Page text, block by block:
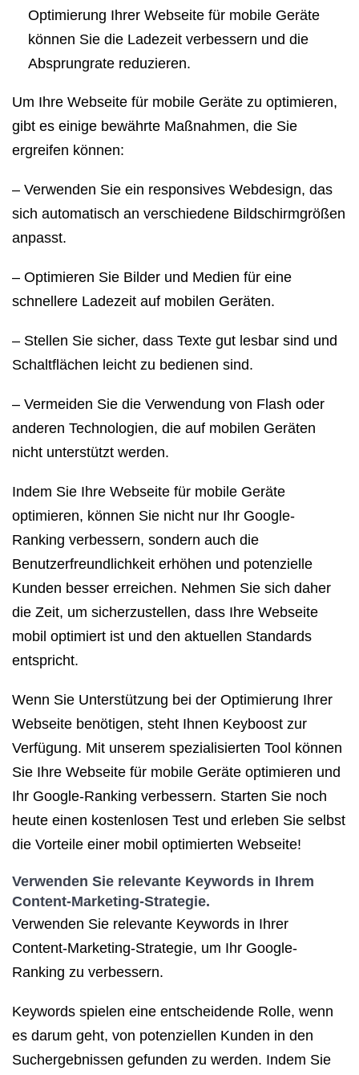
Optimierung Ihrer Webseite für mobile Geräte
können Sie die Ladezeit verbessern und die
Absprungrate reduzieren.
Um Ihre Webseite für mobile Geräte zu optimieren,
gibt es einige bewährte Maßnahmen, die Sie
ergreifen können:
– Verwenden Sie ein responsives Webdesign, das
sich automatisch an verschiedene Bildschirmgrößen
anpasst.
– Optimieren Sie Bilder und Medien für eine
schnellere Ladezeit auf mobilen Geräten.
– Stellen Sie sicher, dass Texte gut lesbar sind und
Schaltflächen leicht zu bedienen sind.
– Vermeiden Sie die Verwendung von Flash oder
anderen Technologien, die auf mobilen Geräten
nicht unterstützt werden.
Indem Sie Ihre Webseite für mobile Geräte
optimieren, können Sie nicht nur Ihr Google-
Ranking verbessern, sondern auch die
Benutzerfreundlichkeit erhöhen und potenzielle
Kunden besser erreichen. Nehmen Sie sich daher
die Zeit, um sicherzustellen, dass Ihre Webseite
mobil optimiert ist und den aktuellen Standards
entspricht.
Wenn Sie Unterstützung bei der Optimierung Ihrer
Webseite benötigen, steht Ihnen Keyboost zur
Verfügung. Mit unserem spezialisierten Tool können
Sie Ihre Webseite für mobile Geräte optimieren und
Ihr Google-Ranking verbessern. Starten Sie noch
heute einen kostenlosen Test und erleben Sie selbst
die Vorteile einer mobil optimierten Webseite!
Verwenden Sie relevante Keywords in Ihrem
Content-Marketing-Strategie.
Verwenden Sie relevante Keywords in Ihrer
Content-Marketing-Strategie, um Ihr Google-
Ranking zu verbessern.
Keywords spielen eine entscheidende Rolle, wenn
es darum geht, von potenziellen Kunden in den
Suchergebnissen gefunden zu werden. Indem Sie